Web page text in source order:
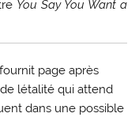
You Say You Want a
page après
létalité qui attend
dans une possible